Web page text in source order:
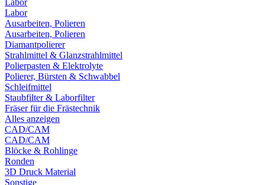
Labor
Labor
Ausarbeiten, Polieren
Ausarbeiten, Polieren
Diamantpolierer
Strahlmittel & Glanzstrahlmittel
Polierpasten & Elektrolyte
Polierer, Bürsten & Schwabbel
Schleifmittel
Staubfilter & Laborfilter
Fräser für die Frästechnik
Alles anzeigen
CAD/CAM
CAD/CAM
Blöcke & Rohlinge
Ronden
3D Druck Material
Sonstige